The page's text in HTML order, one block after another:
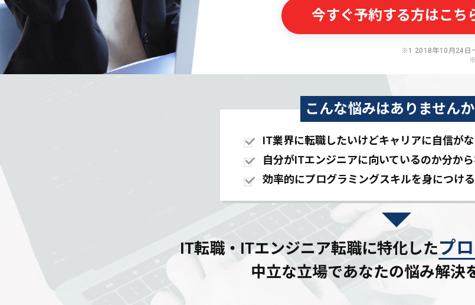
今すぐ予約する方はこち
※1 2018年10月24日
こんな悩みはありませんか
IT業界に転職したいけどキャリアに自信が
自分がITエンジニアに向いているのか分か
効率的にプログラミングスキルを身につけ
IT転職・ITエンジニア転職に特化したプ
中立な立場であなたの悩み解決